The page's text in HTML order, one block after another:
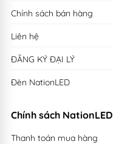
Chính sách bán hàng
Liên hệ
ĐĂNG KÝ ĐẠI LÝ
Đèn NationLED
Chính sách NationLED
Thanh toán mua hàng